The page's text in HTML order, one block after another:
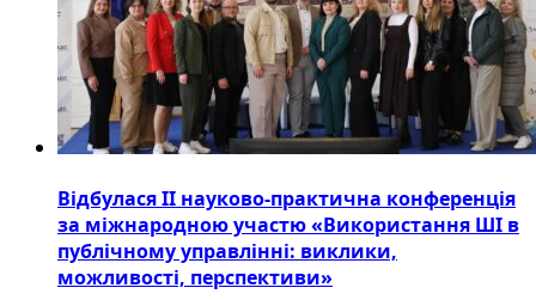
Відбулася ІІ науково-практична конференція
за міжнародною участю «Використання ШІ в
публічному управлінні: виклики,
можливості, перспективи»